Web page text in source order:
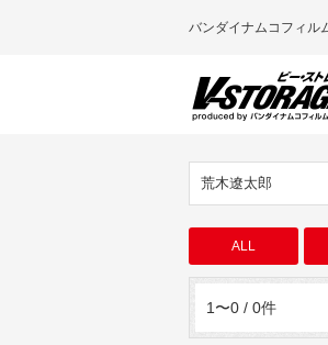
バンダイナムコフィル
荒木遼太郎
ALL
1〜0 / 0件